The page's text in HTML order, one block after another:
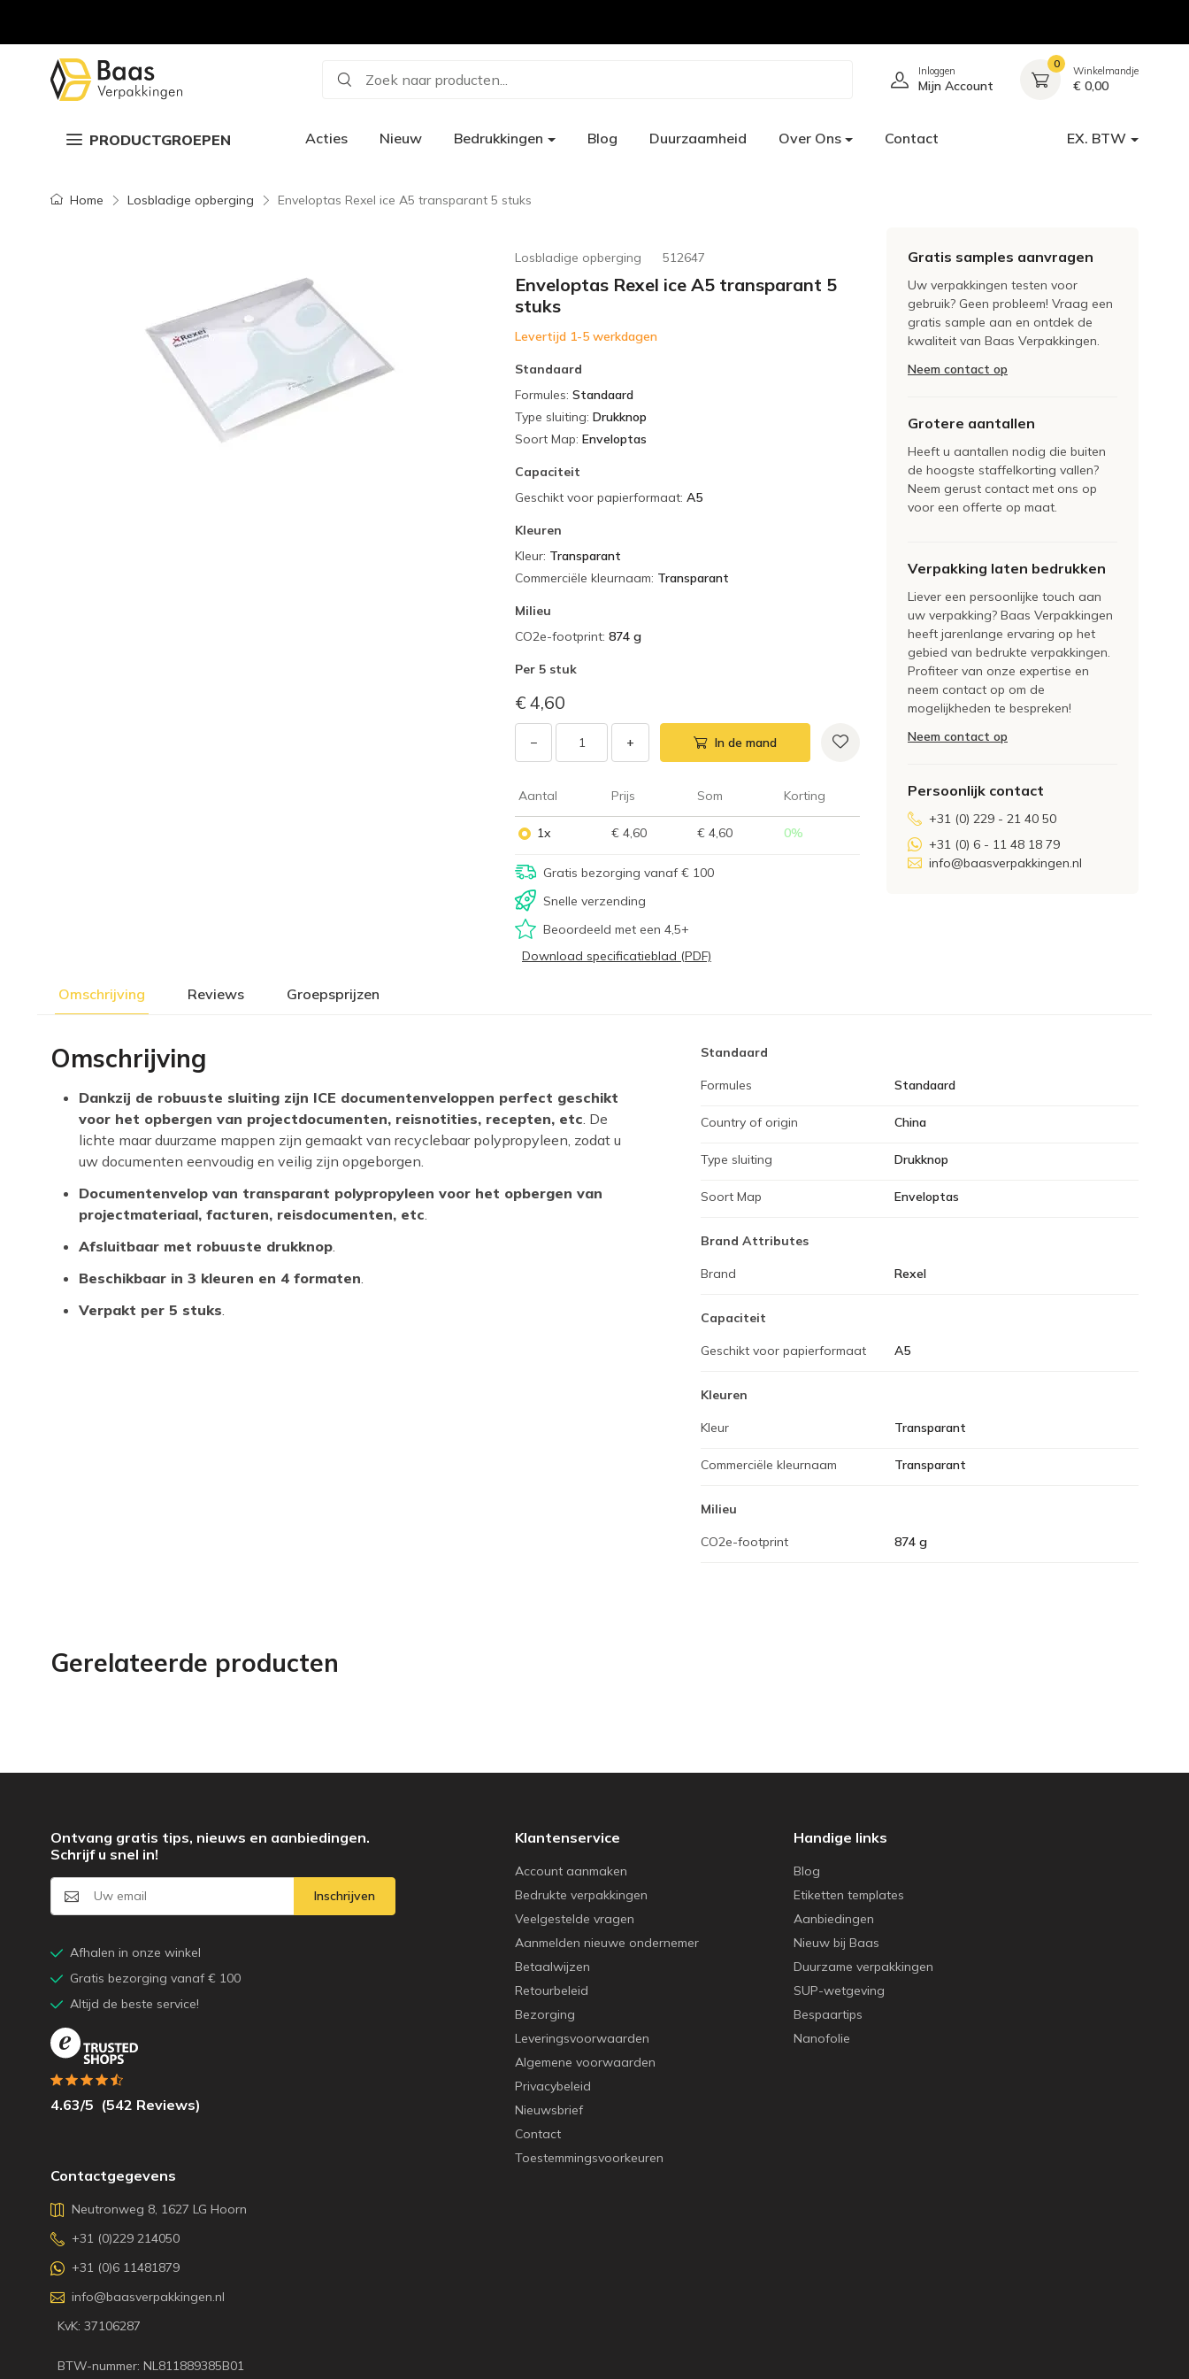
Zoek naar producten... Inloggen
Mijn Account
0
Winkelmandje
€ 0,00
PRODUCTGROEPEN Acties Nieuw Bedrukkingen Blog Duurzaamheid Over Ons Contact EX. BTW
Home Losbladige opberging Enveloptas Rexel ice A5 transparant 5 stuks
Losbladige opberging 512647
Enveloptas Rexel ice A5 transparant 5
stuks
Levertijd 1-5 werkdagen
Standaard
Formules: Standaard
Type sluiting: Drukknop
Soort Map: Enveloptas
Capaciteit
Geschikt voor papierformaat: A5
Kleuren
Kleur: Transparant
Commerciële kleurnaam: Transparant
Milieu
CO2e-footprint: 874 g
Per 5 stuk
€ 4,60
− + In de mand
Aantal Prijs Som Korting
1x € 4,60 € 4,60 0%
Gratis bezorging vanaf € 100
Snelle verzending
Beoordeeld met een 4,5+
Download specificatieblad (PDF)
Gratis samples aanvragen
Uw verpakkingen testen voor
gebruik? Geen probleem! Vraag een
gratis sample aan en ontdek de
kwaliteit van Baas Verpakkingen.
Neem contact op
Grotere aantallen
Heeft u aantallen nodig die buiten
de hoogste staffelkorting vallen?
Neem gerust contact met ons op
voor een offerte op maat.
Verpakking laten bedrukken
Liever een persoonlijke touch aan
uw verpakking? Baas Verpakkingen
heeft jarenlange ervaring op het
gebied van bedrukte verpakkingen.
Profiteer van onze expertise en
neem contact op om de
mogelijkheden te bespreken!
Neem contact op
Persoonlijk contact
+31 (0) 229 - 21 40 50
+31 (0) 6 - 11 48 18 79
info@baasverpakkingen.nl
Omschrijving Reviews Groepsprijzen
Omschrijving
Dankzij de robuuste sluiting zijn ICE documentenveloppen perfect geschikt
voor het opbergen van projectdocumenten, reisnotities, recepten, etc. De
lichte maar duurzame mappen zijn gemaakt van recyclebaar polypropyleen, zodat u
uw documenten eenvoudig en veilig zijn opgeborgen.
Documentenvelop van transparant polypropyleen voor het opbergen van
projectmateriaal, facturen, reisdocumenten, etc.
Afsluitbaar met robuuste drukknop.
Beschikbaar in 3 kleuren en 4 formaten.
Verpakt per 5 stuks.
Standaard
Formules Standaard
Country of origin China
Type sluiting Drukknop
Soort Map Enveloptas
Brand Attributes
Brand Rexel
Capaciteit
Geschikt voor papierformaat A5
Kleuren
Kleur Transparant
Commerciële kleurnaam Transparant
Milieu
CO2e-footprint 874 g
Gerelateerde producten
Klantenservice
Account aanmaken
Bedrukte verpakkingen
Veelgestelde vragen
Aanmelden nieuwe ondernemer
Betaalwijzen
Retourbeleid
Bezorging
Leveringsvoorwaarden
Algemene voorwaarden
Privacybeleid
Nieuwsbrief
Contact
Toestemmingsvoorkeuren
Handige links
Blog
Etiketten templates
Aanbiedingen
Nieuw bij Baas
Duurzame verpakkingen
SUP-wetgeving
Bespaartips
Nanofolie
Contactgegevens
Neutronweg 8, 1627 LG Hoorn
+31 (0)229 214050
+31 (0)6 11481879
info@baasverpakkingen.nl
KvK: 37106287
BTW-nummer: NL811889385B01
Ontvang gratis tips, nieuws en aanbiedingen.
Schrijf u snel in!
Inschrijven
Afhalen in onze winkel
Gratis bezorging vanaf € 100
Altijd de beste service!
4.63/5 (542 Reviews)